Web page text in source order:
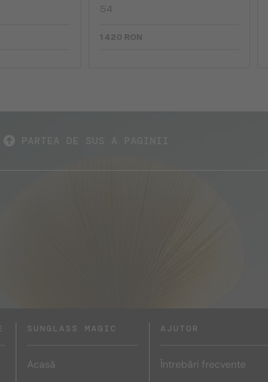
54
1 420 RON
SUNGLASS MAGIC
Acasă
AJUTOR
Întrebări frecvente